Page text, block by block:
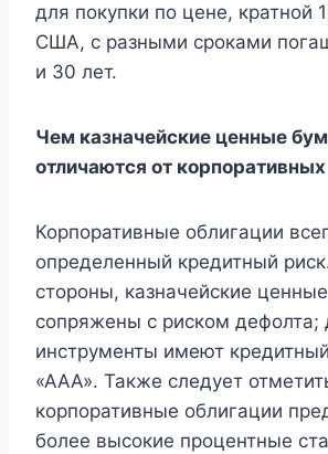
для покупки по цене, кратной
США, с разными сроками
и 30 лет.
Чем казначейские ценные
отличаются от
Корпоративные облигации
определенный кредитный
стороны, казначейские
сопряжены с риском дефолта;
инструменты имеют
«ААА». Также следует
корпоративные облигации
более высокие процентные